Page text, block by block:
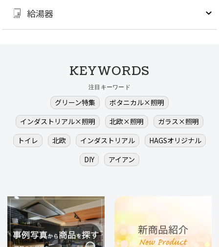
給湯器
KEYWORDS
注目キーワード
グリーン特集
ボタニカル×照明
インダストリアル×照明
北欧×照明
ガラス×照明
トイレ
北欧 インダストリアル
HAGSオリジナル
DIY
アイアン